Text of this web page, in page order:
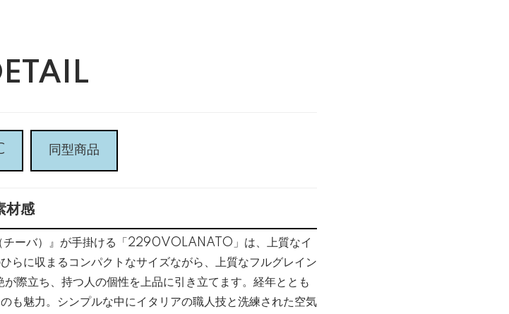
同型商品
材感
ーバ）』が手掛ける「2290VOLANATO」は、上質なイ
らに収まるコンパクトなサイズながら、上質なフルグレイン
際立ち、持つ人の個性を上品に引き立てます。経年ととも
も魅力。シンプルな中にイタリアの職人技と洗練された空気